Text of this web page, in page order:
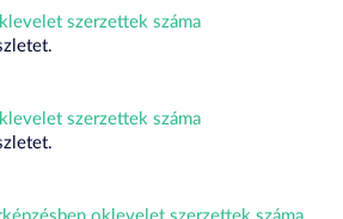
szerzettek száma
szerzettek száma